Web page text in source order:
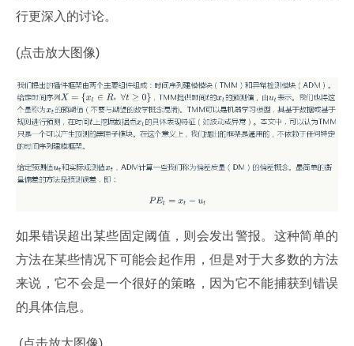
行更深入的讨论。
(点击放大图像)
如果错误超出某些固定阈值，则会发出警报。这种简单的
方法在某些情况下可能会起作用，但是对于大多数的方法
来说，它不会是一个很好的策略，因为它不能捕获到错误
的具体信息。
(点击放大图像)